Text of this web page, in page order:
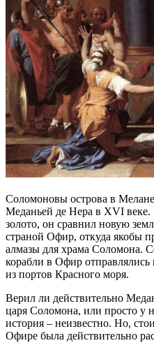
Соломоновы острова в
Меданьей де Нера в XVI
золото, он сравнил новую
страной Офир, откуда якобы
алмазы для храма Соломона.
корабли в Офир
из портов Красного моря.
Верил ли действительно
царя Соломона, или просто у
история – неизвестно. Но,
Офире была действительно